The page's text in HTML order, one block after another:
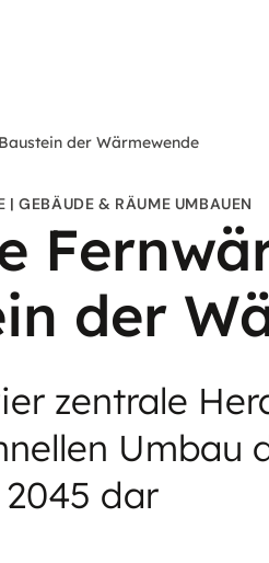
der Wärmewende
GEBÄUDE & RÄUME UMBAUEN
der
zentrale
Umbau
dar